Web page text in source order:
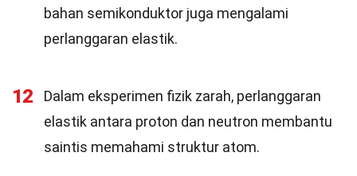
bahan semikonduktor juga mengalami
perlanggaran elastik.
12
Dalam eksperimen fizik zarah, perlanggaran
elastik antara proton dan neutron membantu
saintis memahami struktur atom.